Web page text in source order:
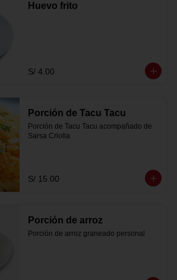
Huevo frito
S/ 4.00
Porción de Tacu Tacu
Porción de Tacu Tacu acompañado de
Sarsa Criolla
S/ 15.00
Porción de arroz
Porción de arroz graneado personal